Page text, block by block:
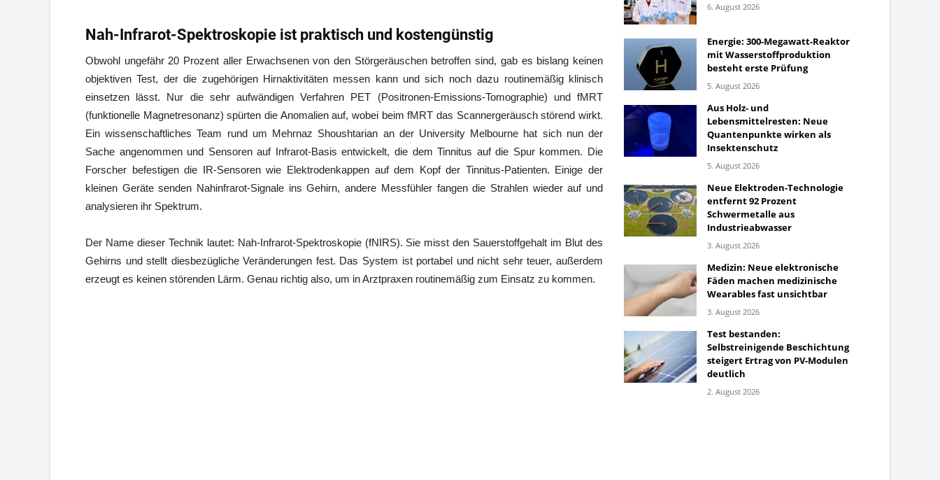
Nah-Infrarot-Spektroskopie ist praktisch und kostengünstig
Obwohl ungefähr 20 Prozent aller Erwachsenen von den Störgeräuschen betroffen sind, gab es bislang keinen
objektiven Test, der die zugehörigen Hirnaktivitäten messen kann und sich noch dazu routinemäßig klinisch
einsetzen lässt. Nur die sehr aufwändigen Verfahren PET (Positronen-Emissions-Tomographie) und fMRT
(funktionelle Magnetresonanz) spürten die Anomalien auf, wobei beim fMRT das Scannergeräusch störend wirkt.
Ein wissenschaftliches Team rund um Mehrnaz Shoushtarian an der University Melbourne hat sich nun der
Sache angenommen und Sensoren auf Infrarot-Basis entwickelt, die dem Tinnitus auf die Spur kommen. Die
Forscher befestigen die IR-Sensoren wie Elektrodenkappen auf dem Kopf der Tinnitus-Patienten. Einige der
kleinen Geräte senden Nahinfrarot-Signale ins Gehirn, andere Messfühler fangen die Strahlen wieder auf und
analysieren ihr Spektrum.
Der Name dieser Technik lautet: Nah-Infrarot-Spektroskopie (fNIRS). Sie misst den Sauerstoffgehalt im Blut des
Gehirns und stellt diesbezügliche Veränderungen fest. Das System ist portabel und nicht sehr teuer, außerdem
erzeugt es keinen störenden Lärm. Genau richtig also, um in Arztpraxen routinemäßig zum Einsatz zu kommen.
6. August 2026
Energie: 300-Megawatt-Reaktor
mit Wasserstoffproduktion
besteht erste Prüfung
5. August 2026
Aus Holz- und
Lebensmittelresten: Neue
Quantenpunkte wirken als
Insektenschutz
5. August 2026
Neue Elektroden-Technologie
entfernt 92 Prozent
Schwermetalle aus
Industrieabwasser
3. August 2026
Medizin: Neue elektronische
Fäden machen medizinische
Wearables fast unsichtbar
3. August 2026
Test bestanden:
Selbstreinigende Beschichtung
steigert Ertrag von PV-Modulen
deutlich
2. August 2026